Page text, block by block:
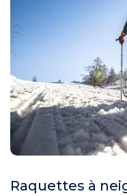
Raquettes à